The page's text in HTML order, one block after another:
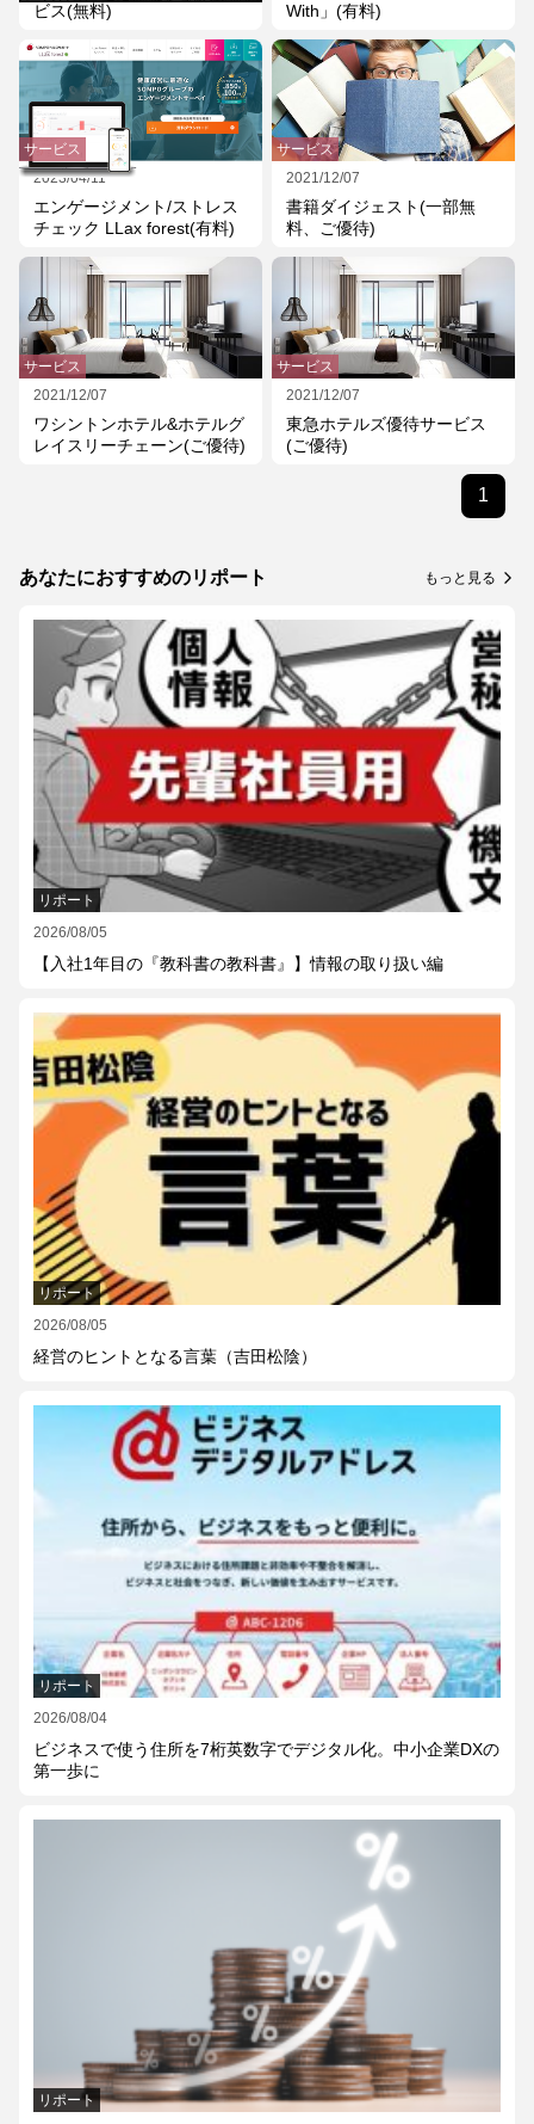
ビス(無料)
With」(有料)
サービス
2023/04/11
エンゲージメント/ストレス
チェック LLax forest(有料)
サービス
2021/12/07
書籍ダイジェスト(一部無
料、ご優待)
サービス
2021/12/07
ワシントンホテル&ホテルグ
レイスリーチェーン(ご優待)
サービス
2021/12/07
東急ホテルズ優待サービス
(ご優待)
1
あなたにおすすめのリポート もっと見る arrow_forward_ios
リポート
2026/08/05
【入社1年目の『教科書の教科書』】情報の取り扱い編
リポート
2026/08/05
経営のヒントとなる言葉（吉田松陰）
リポート
2026/08/04
ビジネスで使う住所を7桁英数字でデジタル化。中小企業DXの
第一歩に
リポート